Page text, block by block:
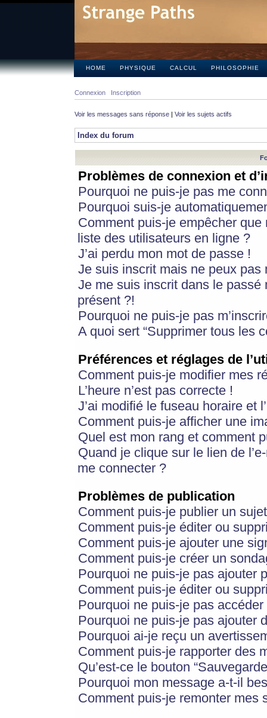
HOME PHYSIQUE CALCUL PHILOSOPHIE
Connexion Inscription
Voir les messages sans réponse | Voir les sujets actifs
Index du forum
Problèmes de connexion et
Pourquoi ne puis-je pas me
Pourquoi suis-je
Comment puis-je empêcher
liste des utilisateurs en ligne ?
J’ai perdu mon mot de passe !
Je suis inscrit mais ne peux pas
Je me suis inscrit dans le
présent ?!
Pourquoi ne puis-je pas
A quoi sert “Supprimer tous les
Préférences et réglages de
Comment puis-je modifier mes
L’heure n’est pas correcte !
J’ai modifié le fuseau horaire et
Comment puis-je afficher une
Quel est mon rang et comment
Quand je clique sur le lien de
me connecter ?
Problèmes de publication
Comment puis-je publier un
Comment puis-je éditer ou
Comment puis-je ajouter une
Comment puis-je créer un
Pourquoi ne puis-je pas ajouter
Comment puis-je éditer ou
Pourquoi ne puis-je pas
Pourquoi ne puis-je pas ajouter
Pourquoi ai-je reçu un
Comment puis-je rapporter des
Qu’est-ce le bouton
Pourquoi mon message a-t-il
Comment puis-je remonter mes